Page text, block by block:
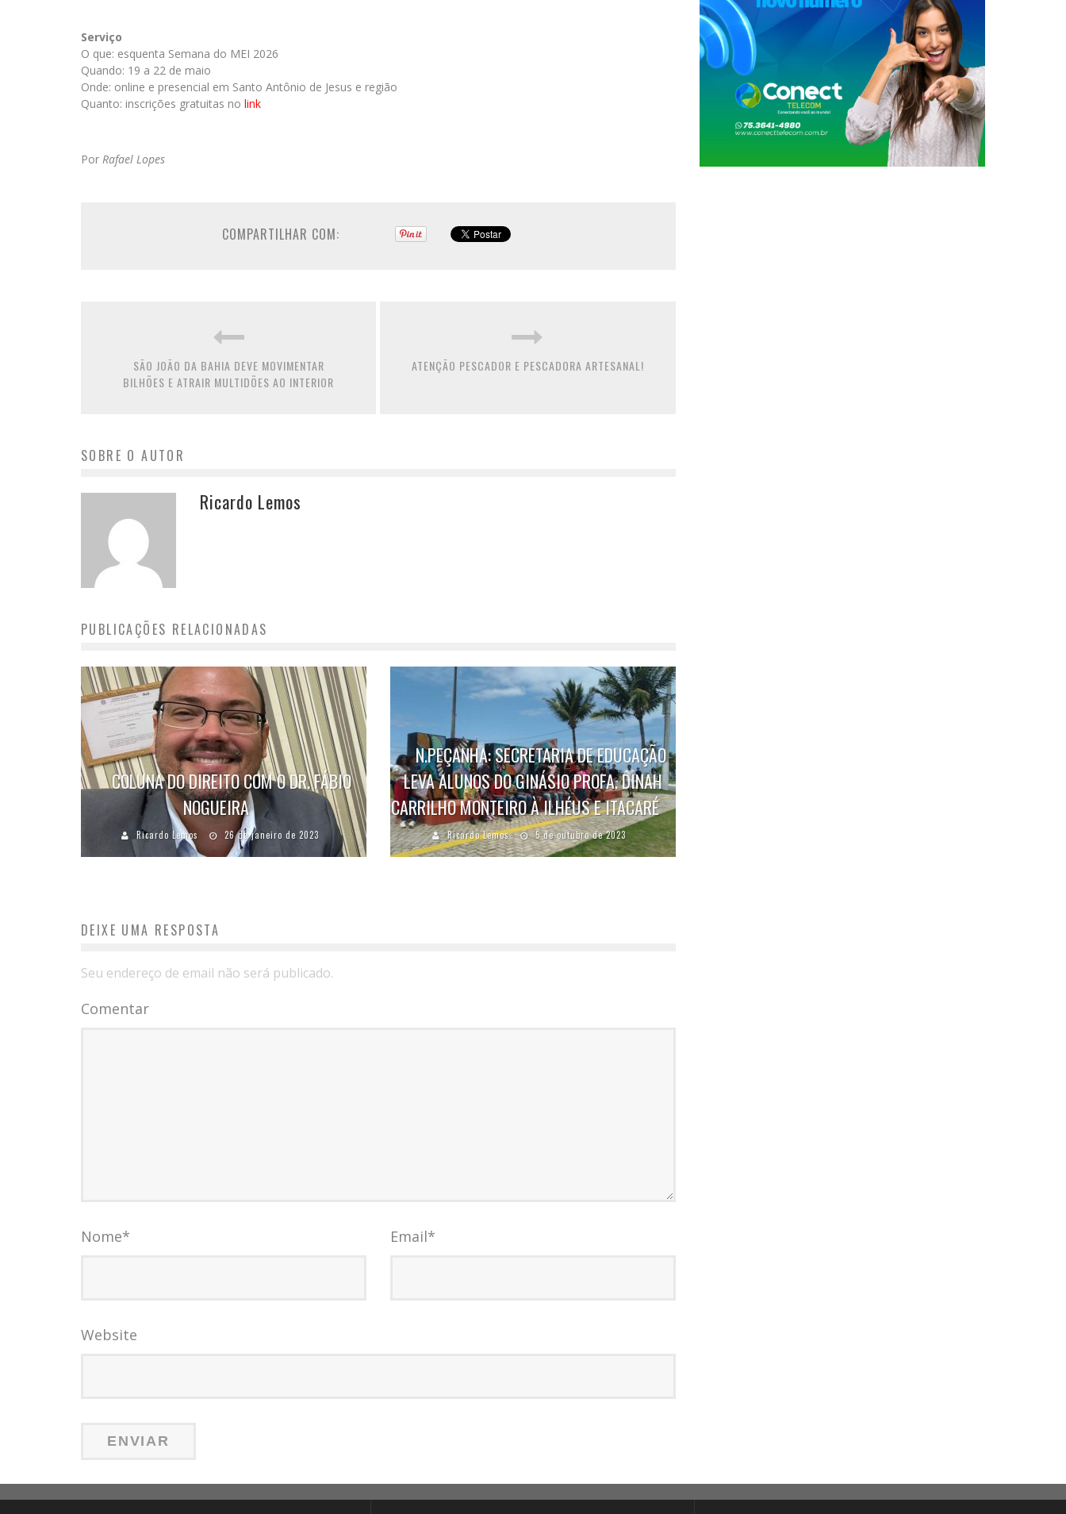
Serviço
O que: esquenta Semana do MEI 2026
Quando: 19 a 22 de maio
Onde: online e presencial em Santo Antônio de Jesus e região
Quanto: inscrições gratuitas no link
Por Rafael Lopes
COMPARTILHAR COM:
SÃO JOÃO DA BAHIA DEVE MOVIMENTAR
BILHÕES E ATRAIR MULTIDÕES AO INTERIOR
ATENÇÃO PESCADOR E PESCADORA ARTESANAL!
SOBRE O AUTOR
Ricardo Lemos
PUBLICAÇÕES RELACIONADAS
COLUNA DO DIREITO COM O DR. FÁBIO
NOGUEIRA
Ricardo Lemos 26 de janeiro de 2023
N.PEÇANHA: SECRETARIA DE EDUCAÇÃO
LEVA ALUNOS DO GINÁSIO PROFA. DINAH
CARRILHO MONTEIRO À ILHÉUS E ITACARÉ
Ricardo Lemos 5 de outubro de 2023
DEIXE UMA RESPOSTA
Seu endereço de email não será publicado.
Comentar
Nome* Email*
Website